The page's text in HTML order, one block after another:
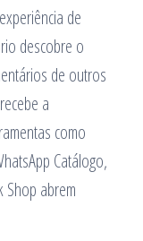
de
descobre o
de outros
a
como
Catálogo,
Shop abrem